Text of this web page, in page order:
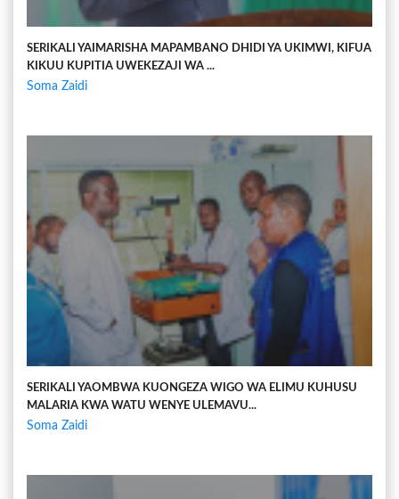
SERIKALI YAIMARISHA MAPAMBANO DHIDI YA UKIMWI, KIFUA
KIKUU KUPITIA UWEKEZAJI WA ...
Soma Zaidi
SERIKALI YAOMBWA KUONGEZA WIGO WA ELIMU KUHUSU
MALARIA KWA WATU WENYE ULEMAVU...
Soma Zaidi